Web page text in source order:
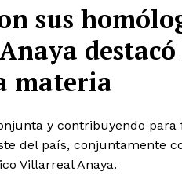
sus
materia
y contribuyendo
del país, conjuntamente
Villarreal Anaya.